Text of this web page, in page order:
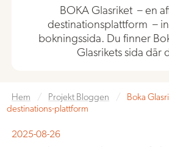
BOKA Glasriket – en
destinationsplattform –
bokningssida. Du finner
Glasrikets sida där
Hem / Projekt Bloggen /
Boka
destinations-plattform
2025-08-26